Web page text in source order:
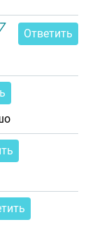
Ответить